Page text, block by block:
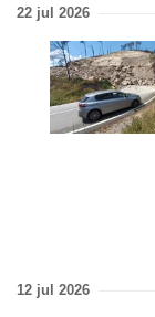
22 jul 2026
12 jul 2026